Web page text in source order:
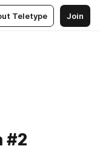
Teletype Join
#2